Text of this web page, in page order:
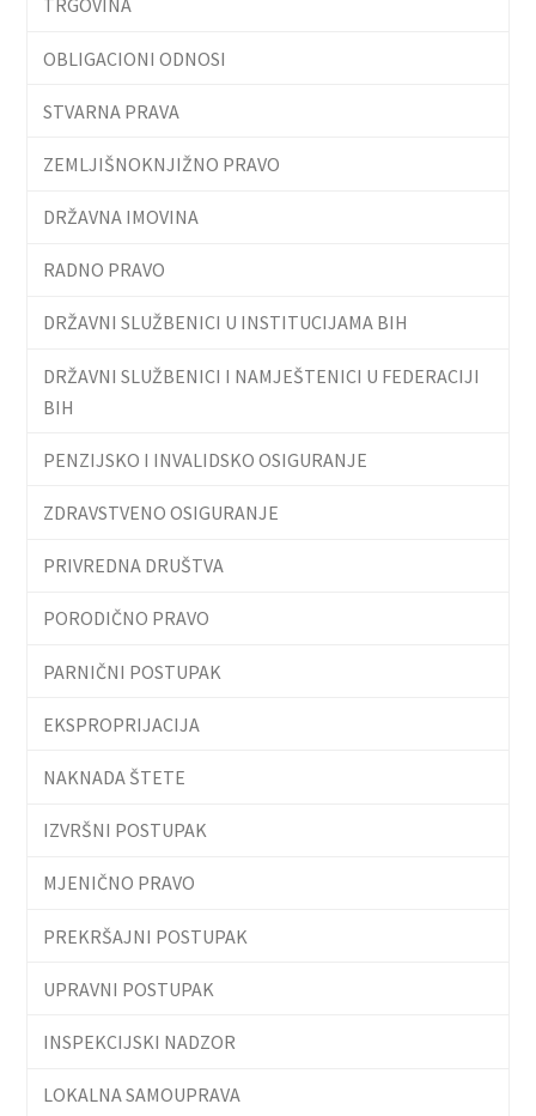
TRGOVINA
OBLIGACIONI ODNOSI
STVARNA PRAVA
ZEMLJIŠNOKNJIŽNO PRAVO
DRŽAVNA IMOVINA
RADNO PRAVO
DRŽAVNI SLUŽBENICI U INSTITUCIJAMA BIH
DRŽAVNI SLUŽBENICI I NAMJEŠTENICI U FEDERACIJI
BIH
PENZIJSKO I INVALIDSKO OSIGURANJE
ZDRAVSTVENO OSIGURANJE
PRIVREDNA DRUŠTVA
PORODIČNO PRAVO
PARNIČNI POSTUPAK
EKSPROPRIJACIJA
NAKNADA ŠTETE
IZVRŠNI POSTUPAK
MJENIČNO PRAVO
PREKRŠAJNI POSTUPAK
UPRAVNI POSTUPAK
INSPEKCIJSKI NADZOR
LOKALNA SAMOUPRAVA